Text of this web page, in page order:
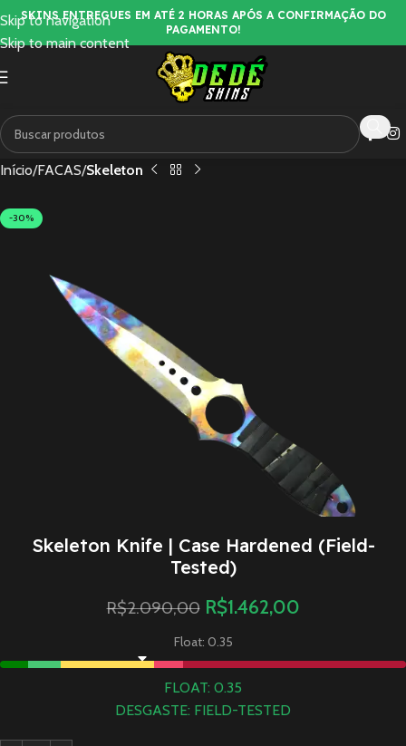
Skip to navigation
Skip to main content
SKINS ENTREGUES EM ATÉ 2 HORAS APÓS A CONFIRMAÇÃO DO
PAGAMENTO!
Início FACAS Skeleton
-30%
Skeleton Knife | Case Hardened (Field-
Tested)
R$2.090,00 R$1.462,00
Float: 0.35
FLOAT: 0.35
DESGASTE: FIELD-TESTED